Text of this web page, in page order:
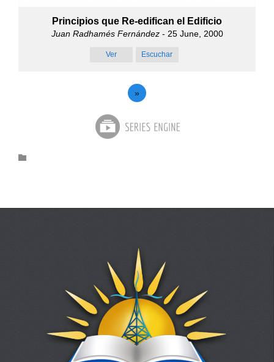
Principios que Re-edifican el Edificio
Juan Radhamés Fernández- 25 June, 2000
Ver Escuchar
»
